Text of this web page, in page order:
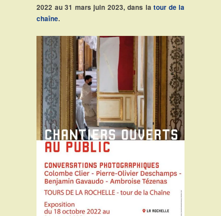
2022 au 31 mars juin 2023, dans la tour de la
chaîne.